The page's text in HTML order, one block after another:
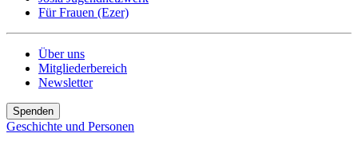
Für Frauen (Ezer)
Über uns
Mitgliederbereich
Newsletter
Spenden
Geschichte und Personen